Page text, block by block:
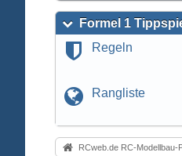
Formel 1
Regeln
Rangliste
RCweb.de RC-Modellbau-